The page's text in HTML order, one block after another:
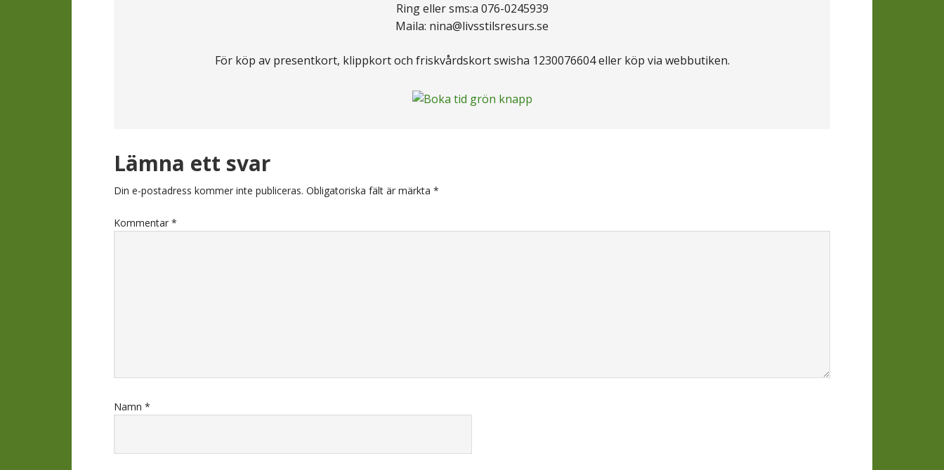
Ring eller sms:a 076-0245939
Maila: nina@livsstilsresurs.se
För köp av presentkort, klippkort och friskvårdskort swisha 1230076604 eller köp via webbutiken.
Läsarkommentarer
Lämna ett svar
Din e-postadress kommer inte publiceras. Obligatoriska fält är märkta *
Kommentar *
Namn *